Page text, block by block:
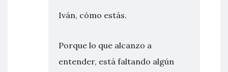
Iván, cómo estás.
Porque lo que alcanzo a
entender, está faltando algún